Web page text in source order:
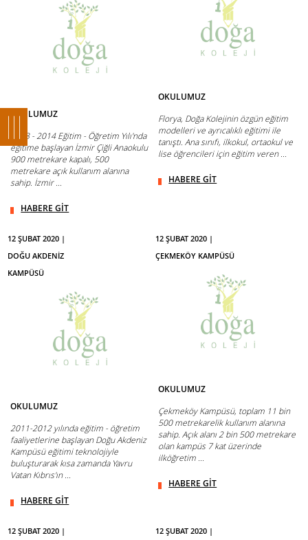
OKULUMUZ
2013 - 2014 Eğitim - Öğretim Yılı'nda
eğitime başlayan İzmir Çiğli Anaokulu
900 metrekare kapalı, 500
metrekare açık kullanım alanına
sahip. İzmir ...
HABERE GİT
OKULUMUZ
Florya, Doğa Kolejinin özgün eğitim
modelleri ve ayrıcalıklı eğitimi ile
tanıştı. Ana sınıfı, ilkokul, ortaokul ve
lise öğrencileri için eğitim veren ...
HABERE GİT
12 ŞUBAT 2020 |
DOĞU AKDENİZ
KAMPÜSÜ
OKULUMUZ
2011-2012 yılında eğitim - öğretim
faaliyetlerine başlayan Doğu Akdeniz
Kampüsü eğitimi teknolojiyle
buluşturarak kısa zamanda Yavru
Vatan Kıbrıs'ın ...
HABERE GİT
12 ŞUBAT 2020 |
ÇEKMEKÖY KAMPÜSÜ
OKULUMUZ
Çekmeköy Kampüsü, toplam 11 bin
500 metrekarelik kullanım alanına
sahip. Açık alanı 2 bin 500 metrekare
olan kampüs 7 kat üzerinde
ilköğretim ...
HABERE GİT
12 ŞUBAT 2020 |
12 ŞUBAT 2020 |